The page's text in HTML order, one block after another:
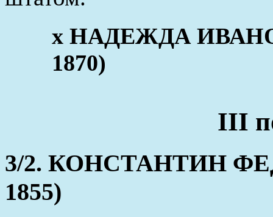
x НАДЕЖДА
1870)
III
3/2. КОНСТАНТИН
1855)